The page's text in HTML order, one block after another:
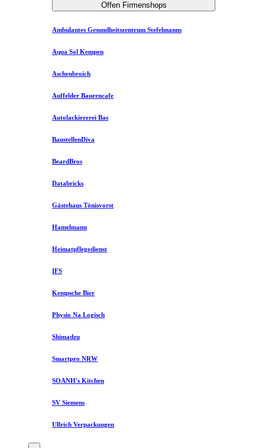
Offen Firmenshops
Ambulantes Gesundheitszentrum Stefelmanns
Aqua Sol Kempen
Aschenbroich
Auffelder Bauerncafe
Autolackiererei Bas
BaustellenDiva
BeardBros
Databricks
Gästehaus Tönisvorst
Hamelmann
Heimatpflegedienst
IFS
Kempsche Bier
Physio Na Logisch
Shimadzu
Smartpro NRW
SOANH's Kitchen
SV Siemens
Ullrich Verpackungen